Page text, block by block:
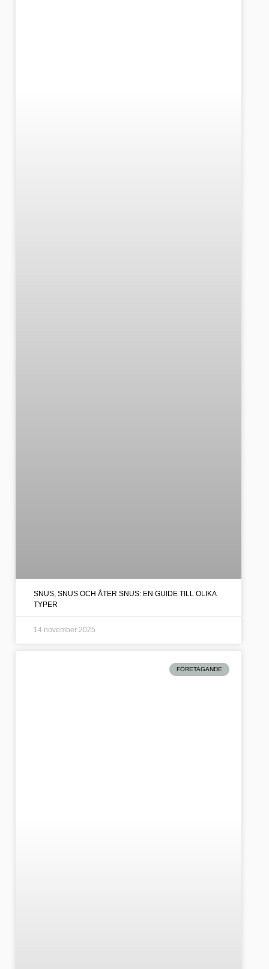
SNUS, SNUS OCH ÅTER SNUS: EN GUIDE TILL OLIKA
TYPER
14 november 2025
FÖRETAGANDE